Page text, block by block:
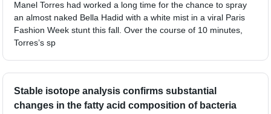
Manel Torres had worked a long time for the chance to spray
an almost naked Bella Hadid with a white mist in a viral Paris
Fashion Week stunt this fall. Over the course of 10 minutes,
Torres’s sp
Stable isotope analysis confirms substantial
changes in the fatty acid composition of bacteria